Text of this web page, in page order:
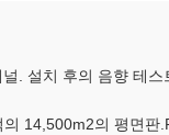
. 설치 후의 음향 테
14,500m2의 평면